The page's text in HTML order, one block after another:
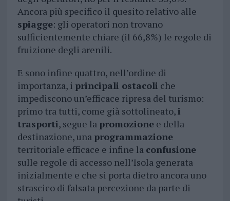
Ancora più specifico il quesito relativo alle
spiagge: gli operatori non trovano
sufficientemente chiare (il 66,8%) le regole di
fruizione degli arenili.
E sono infine quattro, nell’ordine di
importanza, i principali ostacoli che
impediscono un’efficace ripresa del turismo:
primo tra tutti, come già sottolineato,i
trasporti, segue la promozionee della
destinazione, una programmazione
territoriale efficace e infine la confusione
sulle regole di accesso nell’Isola generata
inizialmente e che si porta dietro ancora uno
strascico di falsata percezione da parte di